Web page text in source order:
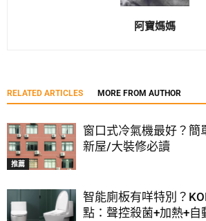
阿寶媽媽
RELATED ARTICLES MORE FROM AUTHOR
推薦
窗口式冷氣機最好？簡
新屋/大裝修必讀
智能廁板有咩特別？
點：聲控殺菌+加熱+自